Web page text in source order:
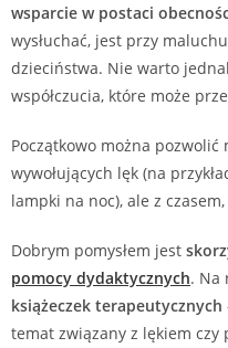
wsparcie w postaci
wysłuchać, jest przy
dzieciństwa. Nie warto
współczucia, które może
Początkowo można
wywołujących lęk (na
lampki na noc), ale z
Dobrym pomysłem jest
pomocy dydaktycznych. Na
książeczek terapeutycznych
temat związany z lękiem